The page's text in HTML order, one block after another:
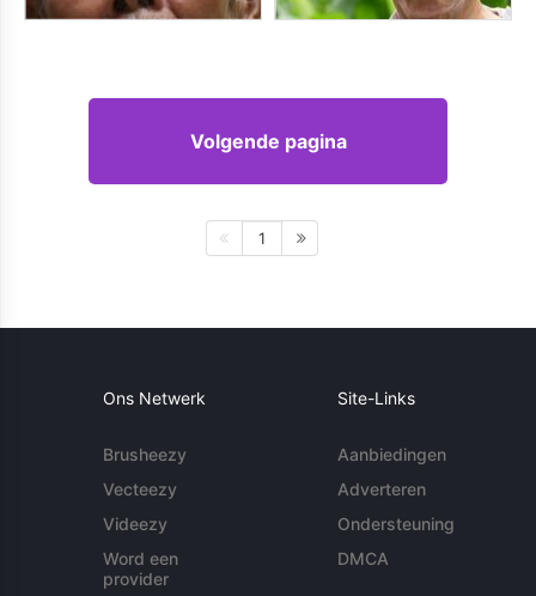
Volgende pagina
1
Ons Netwerk
Brusheezy
Vecteezy
Videezy
Word een
provider
Site-Links
Aanbiedingen
Adverteren
Ondersteuning
DMCA